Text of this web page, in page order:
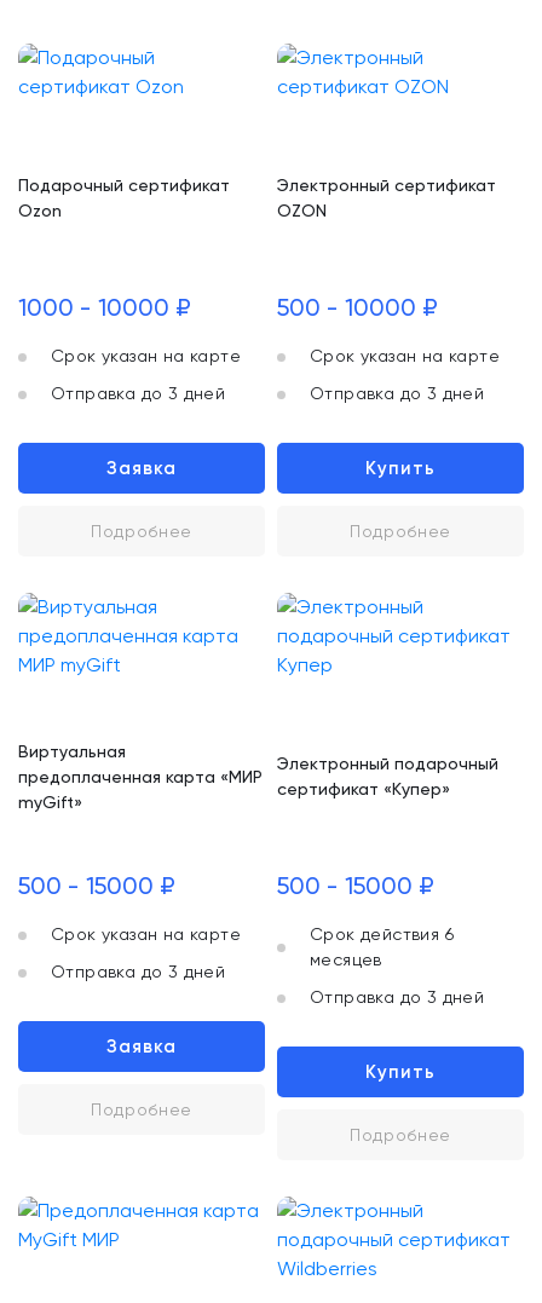
Подарочный сертификат
Ozon
1000 - 10000 ₽
Срок указан на карте
Отправка до 3 дней
Заявка
Подробнее
Электронный сертификат
OZON
500 - 10000 ₽
Срок указан на карте
Отправка до 3 дней
Купить
Подробнее
Виртуальная
предоплаченная карта «МИР
myGift»
500 - 15000 ₽
Срок указан на карте
Отправка до 3 дней
Заявка
Подробнее
Электронный подарочный
сертификат «Купер»
500 - 15000 ₽
Срок действия 6
месяцев
Отправка до 3 дней
Купить
Подробнее